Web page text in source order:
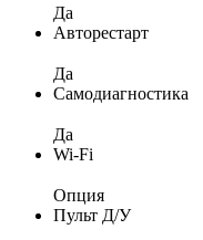
Да
Авторестарт
Да
Самодиагностика
Да
Wi-Fi
Опция
Пульт Д/У